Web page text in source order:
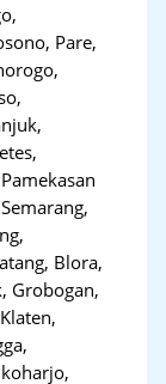
Pare,
Semarang,
Blora,
Grobogan,